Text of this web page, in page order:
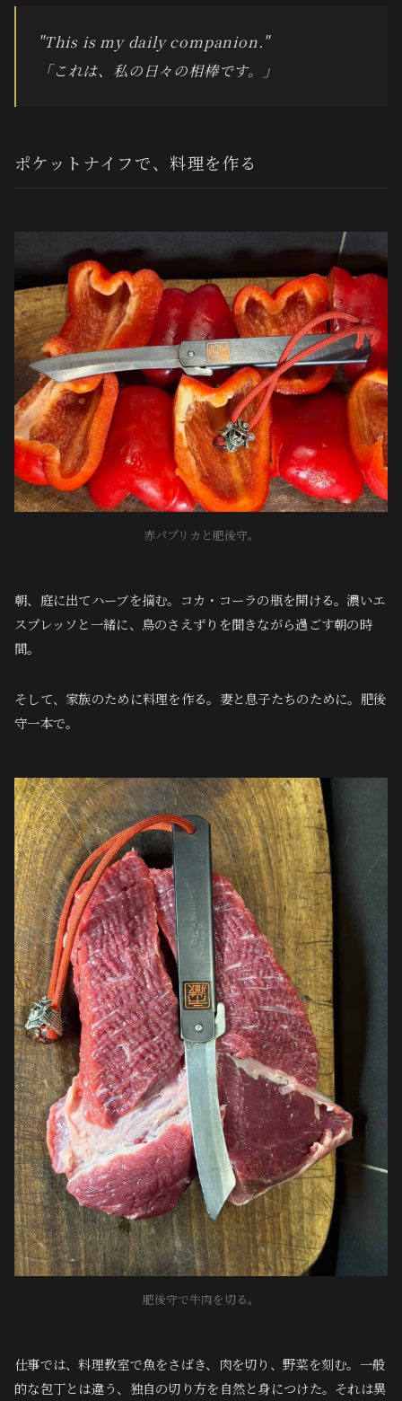
"This is my daily companion."
「これは、私の日々の相棒です。」
ポケットナイフで、料理を作る
赤パプリカと肥後守。
朝、庭に出てハーブを摘む。コカ・コーラの瓶を開ける。濃いエ
スプレッソと一緒に、鳥のさえずりを聞きながら過ごす朝の時
間。
そして、家族のために料理を作る。妻と息子たちのために。肥後
守一本で。
肥後守で牛肉を切る。
仕事では、料理教室で魚をさばき、肉を切り、野菜を刻む。一般
的な包丁とは違う、独自の切り方を自然と身につけた。それは異